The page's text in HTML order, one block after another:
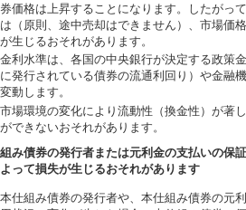
券価格は上昇することになります。したがっ
は（原則、途中売却はできません）、市場価
が生じるおそれがあります。
金利水準は、各国の中央銀行が決定する政策
に発行されている債券の流通利回り）や金融
変動します。
市場環境の変化により流動性（換金性）が著
ができないおそれがあります。
み債券の発行者または元利金の支払いの保
って損失が生じるおそれがあります
本仕組み債券の発行者や、本仕組み債券の元